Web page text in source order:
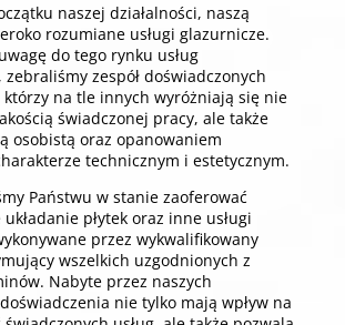
naszej działalności, naszą
rozumiane usługi glazurnicze.
do tego rynku usług
zespół doświadczonych
na tle innych wyróżniają się nie
świadczonej pracy, ale także
osobistą oraz opanowaniem
technicznym i estetycznym.
Państwu w stanie zaoferować
płytek oraz inne usługi
przez wykwalifikowany
wszelkich uzgodnionych z
Nabyte przez naszych
nie tylko mają wpływ na